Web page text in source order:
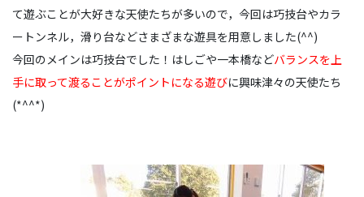
て遊ぶことが大好きな天使たちが多いので，今回は巧技台やカラ
ートンネル，滑り台などさまざまな遊具を用意しました(^^)
今回のメインは巧技台でした！はしごや一本橋などバランスを上
手に取って渡ることがポイントになる遊びに興味津々の天使たち
(*^^*)